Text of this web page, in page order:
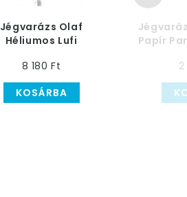
Jégvarázs Olaf
Héliumos Lufi
8 180 Ft
KOSÁRBA
Papír